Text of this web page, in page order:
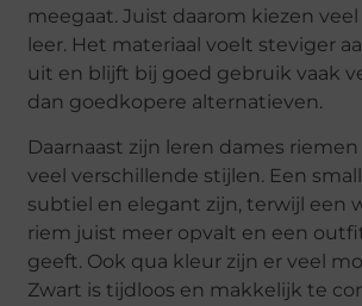
meegaat. Juist daarom kiezen
leer. Het materiaal voelt steviger
uit en blijft bij goed gebruik vaak
dan goedkopere alternatieven.
Daarnaast zijn leren dames
veel verschillende stijlen. Een
subtiel en elegant zijn, terwijl een
riem juist meer opvalt en een
geeft. Ook qua kleur zijn er veel
Zwart is tijdloos en makkelijk te